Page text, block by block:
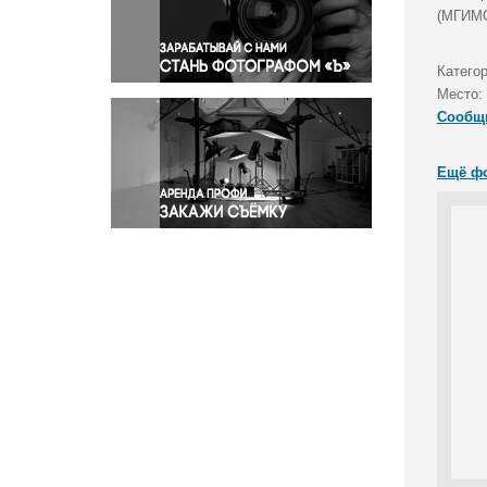
Правосудие
Происшествия и конфликты
Религия
Светская жизнь
Спорт
Экология
Экономика и бизнес
Место:
Ещё